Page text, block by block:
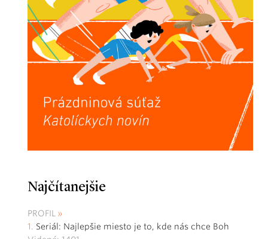
Najčítanejšie
PROFIL
Seriál: Najlepšie miesto je to, kde nás chce Boh